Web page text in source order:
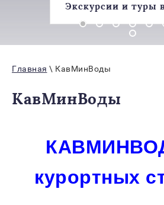
Экскурсии и туры
Главная \ КавМинВоды
КавМинВоды
курортных